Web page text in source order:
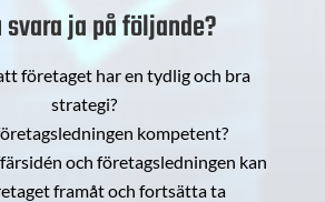
svara ja på följande?
företaget har en tydlig och bra
strategi?
kompetent?
och företagsledningen kan
framåt och fortsätta ta